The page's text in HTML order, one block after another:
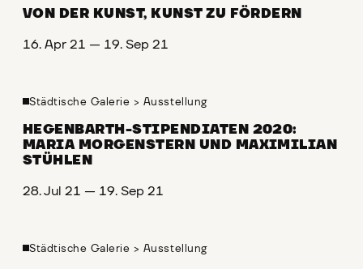
VON DER KUNST, KUNST ZU FÖRDERN
16. Apr 21 — 19. Sep 21
Städtische Galerie > Ausstellung
HEGENBARTH-STIPENDIATEN 2020:
MARIA MORGENSTERN UND MAXIMILIAN
STÜHLEN
28. Jul 21 — 19. Sep 21
Städtische Galerie > Ausstellung